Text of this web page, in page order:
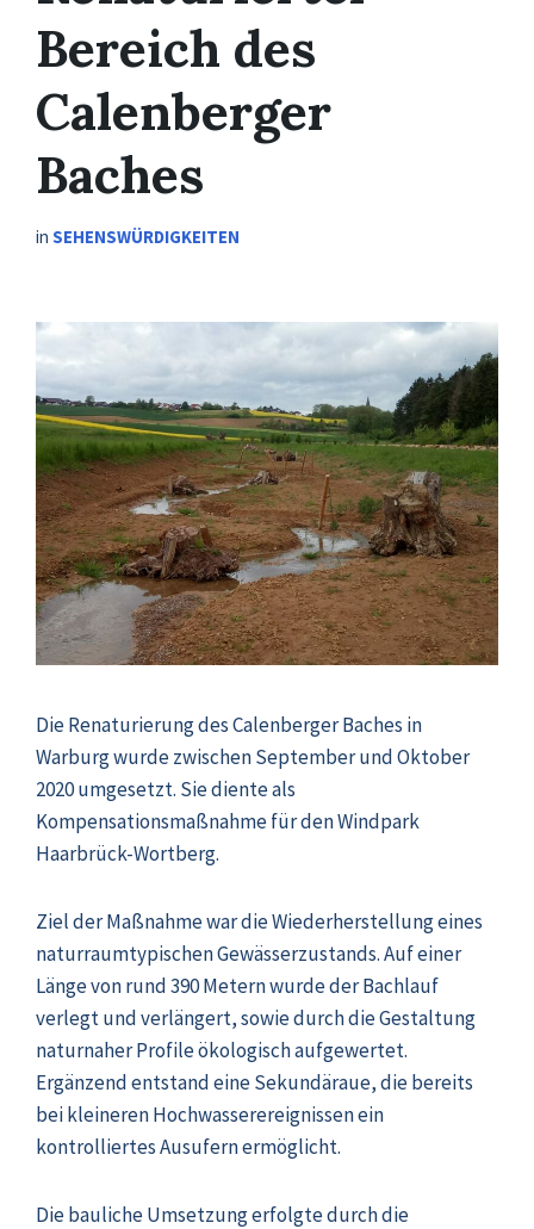
Bereich des
Calenberger
Baches
in SEHENSWÜRDIGKEITEN
Die Renaturierung des Calenberger Baches in
Warburgwurde zwischen September und Oktober
2020 umgesetzt. Sie diente als
Kompensationsmaßnahme für den Windpark
Haarbrück-Wortberg.
Ziel der Maßnahme war die Wiederherstellung eines
naturraumtypischen Gewässerzustands. Auf einer
Länge von rund 390 Metern wurde der Bachlauf
verlegt und verlängert, sowie durch die Gestaltung
naturnaher Profile ökologisch aufgewertet.
Ergänzend entstand eine Sekundäraue, die bereits
bei kleineren Hochwasserereignissen ein
kontrolliertes Ausufern ermöglicht.
Die bauliche Umsetzung erfolgte durch die